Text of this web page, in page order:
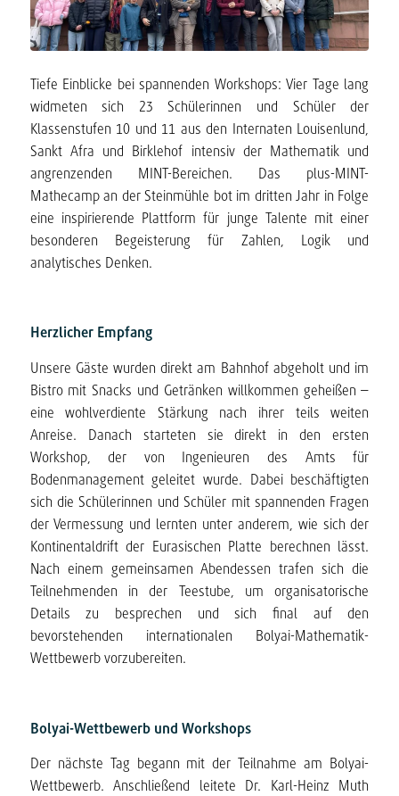
Tiefe Einblicke bei spannenden Workshops: Vier Tage lang
widmeten sich 23 Schülerinnen und Schüler der
Klassenstufen 10 und 11 aus den Internaten Louisenlund,
Sankt Afra und Birklehof intensiv der Mathematik und
angrenzenden MINT-Bereichen. Das plus-MINT-
Mathecamp an der Steinmühle bot im dritten Jahr in Folge
eine inspirierende Plattform für junge Talente mit einer
besonderen Begeisterung für Zahlen, Logik und
analytisches Denken.
Herzlicher Empfang
Unsere Gäste wurden direkt am Bahnhof abgeholt und im
Bistro mit Snacks und Getränken willkommen geheißen –
eine wohlverdiente Stärkung nach ihrer teils weiten
Anreise. Danach starteten sie direkt in den ersten
Workshop, der von Ingenieuren des Amts für
Bodenmanagement geleitet wurde. Dabei beschäftigten
sich die Schülerinnen und Schüler mit spannenden Fragen
der Vermessung und lernten unter anderem, wie sich der
Kontinentaldrift der Eurasischen Platte berechnen lässt.
Nach einem gemeinsamen Abendessen trafen sich die
Teilnehmenden in der Teestube, um organisatorische
Details zu besprechen und sich final auf den
bevorstehenden internationalen Bolyai-Mathematik-
Wettbewerb vorzubereiten.
Bolyai-Wettbewerb und Workshops
Der nächste Tag begann mit der Teilnahme am Bolyai-
Wettbewerb. Anschließend leitete Dr. Karl-Heinz Muth